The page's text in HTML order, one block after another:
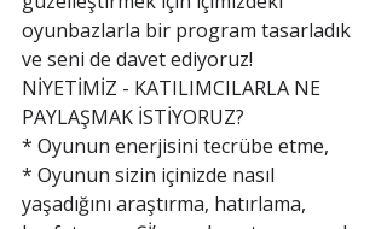
oyunbazlarla bir program tasarladık
ve seni de davet ediyoruz!
NİYETİMİZ - KATILIMCILARLA NE
PAYLAŞMAK İSTİYORUZ?
* Oyunun enerjisini tecrübe etme,
* Oyunun sizin içinizde nasıl
yaşadığını araştırma, hatırlama,